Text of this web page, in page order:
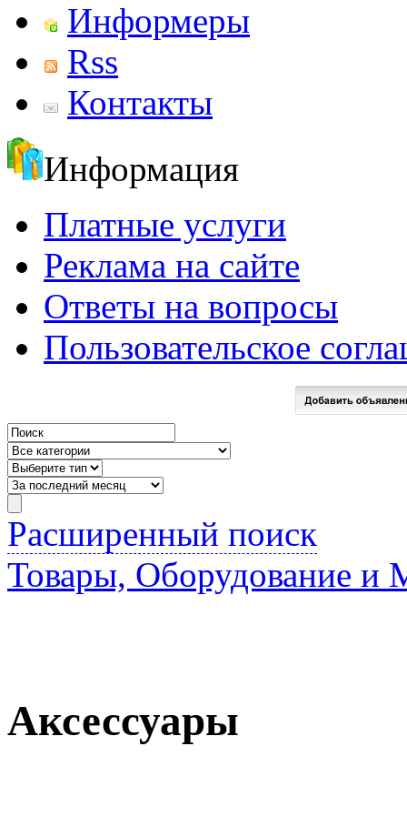
Информеры
Rss
Контакты
Информация
Платные услуги
Реклама на сайте
Ответы на вопросы
Пользовательское
Расширенный поиск
Товары, Оборудование и
Аксессуары